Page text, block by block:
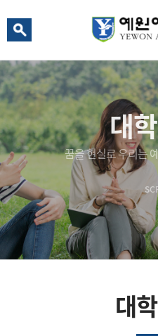
대
꿈을 현실로 우리는
대
예원예술대학교 AI 상담